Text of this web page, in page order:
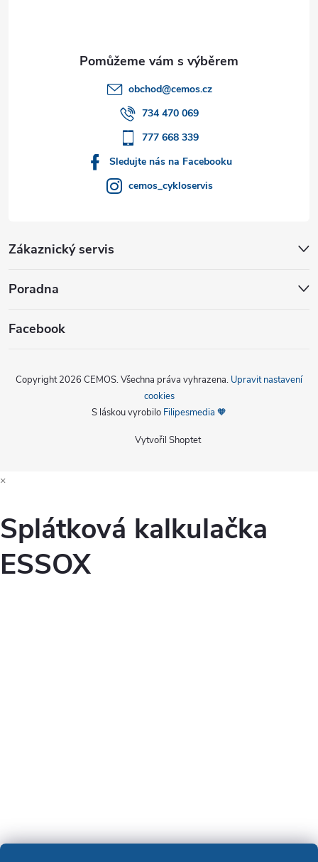
obchod@cemos.cz
734 470 069
777 668 339
Sledujte nás na Facebooku
cemos_cykloservis
Zákaznický servis
Poradna
Facebook
Vytvořil Shoptet
Copyright 2026 CEMOS. Všechna práva vyhrazena. Upravit nastavení
cookies
S láskou vyrobilo Filipesmedia 🧡
×
Splátková kalkulačka
ESSOX